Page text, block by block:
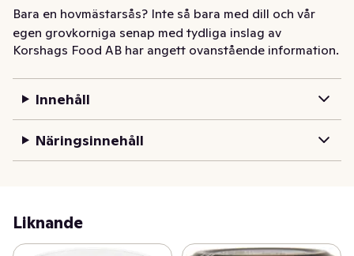
Bara en hovmästarsås? Inte så bara med dill och vår
egen grovkorniga senap med tydliga inslag av
senapsfrö. En delikat klassiker till lax och skaldjur.
Korshags började 1937 med en liten fiskbutik i
kunskap, hantverk och nyfikenhet. Och det är vår
genuina kärlek till råvarorna, maten och havet som
Korshags Food AB har angett ovanstående information.
Innehåll
Näringsinnehåll
Liknande